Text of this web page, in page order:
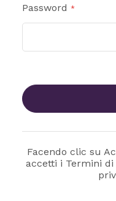
Password
Facendo clic su
accetti i Termini